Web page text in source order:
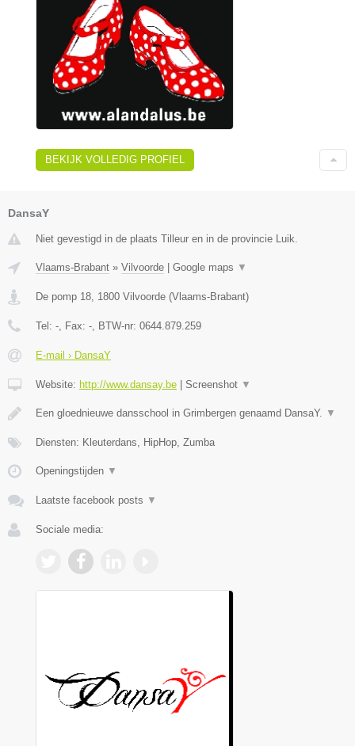
BEKIJK VOLLEDIG PROFIEL
DansaY
Niet gevestigd in de plaats Tilleur en in de provincie Luik.
Vlaams-Brabant » Vilvoorde | Google maps ▼
De pomp 18 1800 Vilvoorde (Vlaams-Brabant)
Tel: - , Fax: - , BTW-nr: 0644.879.259
E-mail › DansaY
Website: http://www.dansay.be | Screenshot ▼
Een gloednieuwe dansschool in Grimbergen genaamd DansaY. ▼
Diensten: Kleuterdans, HipHop, Zumba
Openingstijden ▼
Laatste facebook posts ▼
Sociale media: